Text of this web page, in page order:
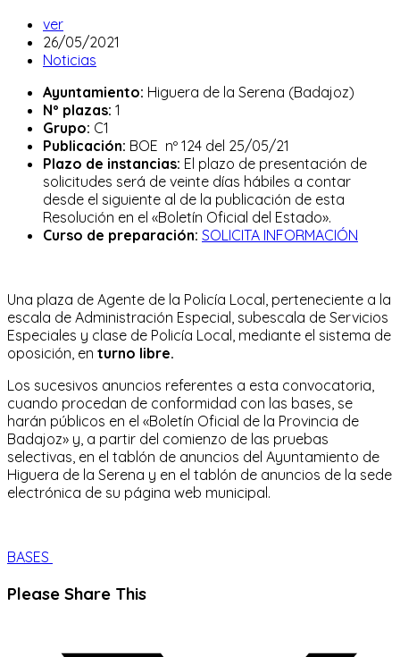
Autor
de
la
ver
Publicación
de
entrada:
26/05/2021
Categoría
la
entrada:
Noticias
Ayuntamiento: Higuera de la Serena (Badajoz)
Nº plazas: 1
Grupo: C1
Publicación: BOE nº 124 del 25/05/21
Plazo de instancias: El plazo de presentación de
solicitudes será de veinte días hábiles a contar
desde el siguiente al de la publicación de esta
Resolución en el «Boletín Oficial del Estado».
Curso de preparación: SOLICITA INFORMACIÓN
Una plaza de Agente de la Policía Local, perteneciente a la
escala de Administración Especial, subescala de Servicios
Especiales y clase de Policía Local, mediante el sistema de
oposición, en turno libre.
Los sucesivos anuncios referentes a esta convocatoria,
cuando procedan de conformidad con las bases, se
harán públicos en el «Boletín Oficial de la Provincia de
Badajoz» y, a partir del comienzo de las pruebas
selectivas, en el tablón de anuncios del Ayuntamiento de
Higuera de la Serena y en el tablón de anuncios de la sede
electrónica de su página web municipal.
BASES
Please Share ThisCompartir